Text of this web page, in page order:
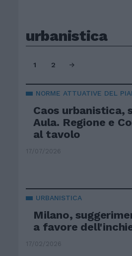
urbanistica
1 2
NORME ATTUATIVE DEL
Caos urbanistica,
Aula. Regione e
al tavolo
17/07/2026
URBANISTICA
Milano,
a favore
17/02/2026